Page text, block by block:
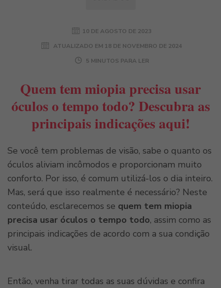
10 DE AGOSTO DE 2023
ATUALIZADO EM 18 DE NOVEMBRO DE 2024
5 MINUTOS PARA LER
Quem tem miopia precisa usar
óculos o tempo todo? Descubra as
principais indicações aqui!
Se você tem problemas de visão, sabe o quanto os
óculos aliviam incômodos e proporcionam muito
conforto. Por isso, é comum utilizá-los o dia inteiro.
Mas, será que isso realmente é necessário? Neste
conteúdo, esclarecemos se quem tem miopia
precisa usar óculos o tempo todo, assim como as
principais indicações de acordo com a sua condição
visual.
Então, venha tirar todas as suas dúvidas e confira